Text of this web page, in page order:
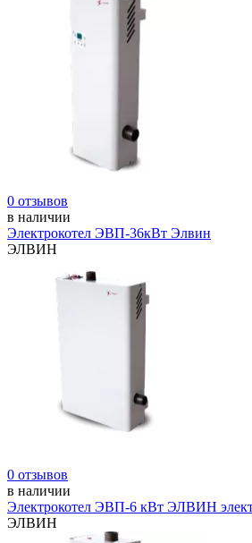
0 отзывов
в наличии
Электрокотел ЭВП-36кВт Элвин
ЭЛВИН
0 отзывов
в наличии
Электрокотел ЭВП-6 кВт ЭЛВИН
ЭЛВИН